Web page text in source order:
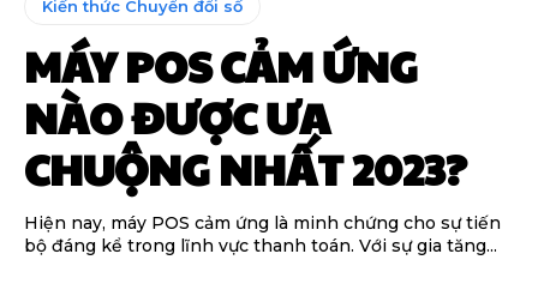
Kiến thức Chuyển đổi số
MÁY POS CẢM ỨNG
NÀO ĐƯỢC ƯA
CHUỘNG NHẤT 2023?
Hiện nay, máy POS cảm ứng là minh chứng cho sự tiến
bộ đáng kể trong lĩnh vực thanh toán. Với sự gia tăng...